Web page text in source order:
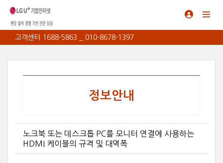
고객센터 1688-5863 _ 010-8678-1397
정보안내
노크북 또는 데스크톱 PC를 모니터 연결에 사용하는
HDMI 케이블의 규격 및 대역폭